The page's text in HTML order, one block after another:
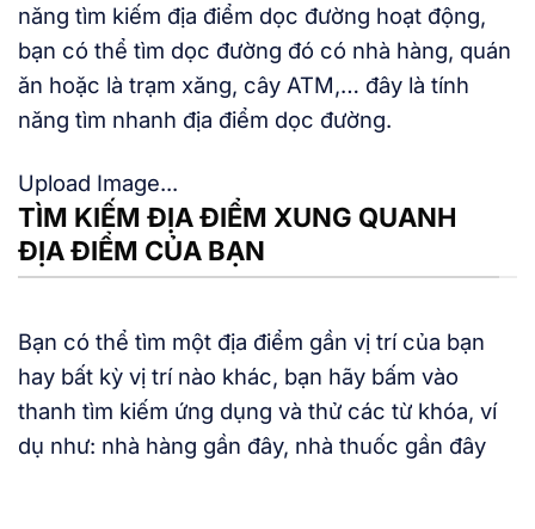
năng tìm kiếm địa điểm dọc đường hoạt động,
bạn có thể tìm dọc đường đó có nhà hàng, quán
ăn hoặc là trạm xăng, cây ATM,… đây là tính
năng tìm nhanh địa điểm dọc đường.
Upload Image...
TÌM KIẾM ĐỊA ĐIỂM XUNG QUANH
ĐỊA ĐIỂM CỦA BẠN
Bạn có thể tìm một địa điểm gần vị trí của bạn
hay bất kỳ vị trí nào khác, bạn hãy bấm vào
thanh tìm kiếm ứng dụng và thử các từ khóa, ví
dụ như: nhà hàng gần đây, nhà thuốc gần đây